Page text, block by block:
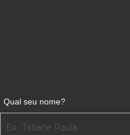
Qual seu nome?